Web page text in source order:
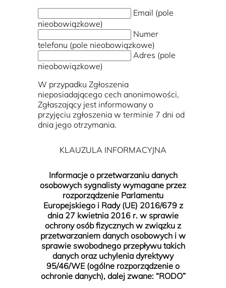
Email (pole
nieobowiązkowe)
Numer
telefonu (pole nieobowiązkowe)
Adres (pole
nieobowiązkowe)
W przypadku Zgłoszenia
nieposiadającego cech anonimowości,
Zgłaszający jest informowany o
przyjęciu zgłoszenia w terminie 7 dni od
dnia jego otrzymania.
KLAUZULA INFORMACYJNA
Informacje o przetwarzaniu danych
osobowych sygnalisty wymagane przez
rozporządzenie Parlamentu
Europejskiego i Rady (UE) 2016/679 z
dnia 27 kwietnia 2016 r. w sprawie
ochrony osób fizycznych w związku z
przetwarzaniem danych osobowych i w
sprawie swobodnego przepływu takich
danych oraz uchylenia dyrektywy
95/46/WE (ogólne rozporządzenie o
ochronie danych), dalej zwane: “RODO”